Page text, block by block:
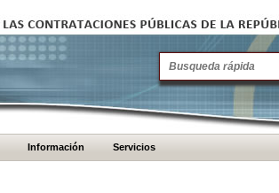
Información Servicios